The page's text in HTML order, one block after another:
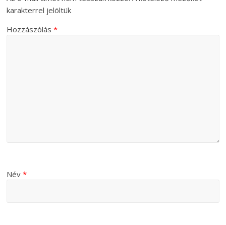
karakterrel jelöltük
Hozzászólás*
Név*